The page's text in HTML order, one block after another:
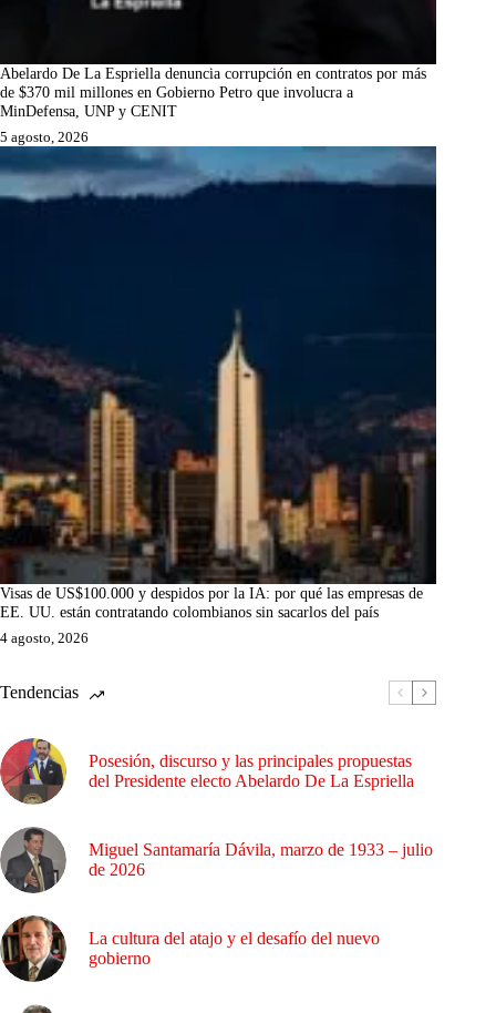
Abelardo De La Espriella denuncia corrupción en contratos por más
de $370 mil millones en Gobierno Petro que involucra a
MinDefensa, UNP y CENIT
5 agosto, 2026
Visas de US$100.000 y despidos por la IA: por qué las empresas de
EE. UU. están contratando colombianos sin sacarlos del país
4 agosto, 2026
Tendencias
Posesión, discurso y las principales propuestas
del Presidente electo Abelardo De La Espriella
Miguel Santamaría Dávila, marzo de 1933 – julio
de 2026
La cultura del atajo y el desafío del nuevo
gobierno